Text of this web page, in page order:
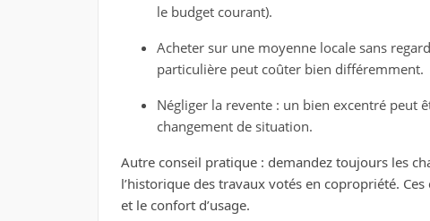
le budget courant).
Acheter sur une moyenne locale sans
particulière peut coûter bien différemment.
Négliger la revente : un bien excentré peut
changement de situation.
Autre conseil pratique : demandez toujours les
l’historique des travaux votés en copropriété.
et le confort d’usage.